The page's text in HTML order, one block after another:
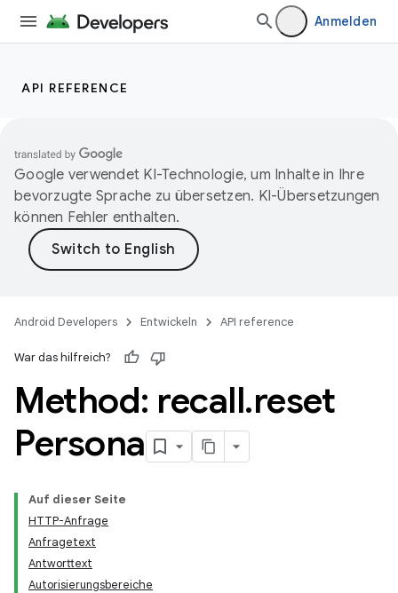
Anmelden
API REFERENCE
Google verwendet KI-Technologie, um Inhalte in Ihre
bevorzugte Sprache zu übersetzen. KI-Übersetzungen
können Fehler enthalten.
Android Developers Entwickeln API reference
War das hilfreich?
Method: recall.reset
Persona
Auf dieser Seite
HTTP-Anfrage
Anfragetext
Antworttext
Autorisierungsbereiche